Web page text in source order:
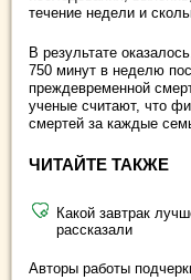
течение недели и
В результате
750 минут в неделю
преждевременной
ученые считают, что
смертей за каждые
ЧИТАЙТЕ ТАКЖЕ
Какой завтрак
рассказали
Авторы работы